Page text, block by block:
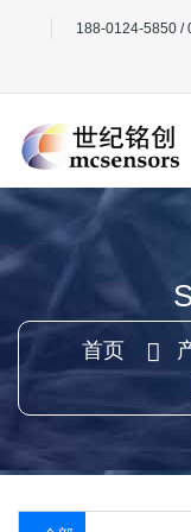
188-0124-5850 /
首页